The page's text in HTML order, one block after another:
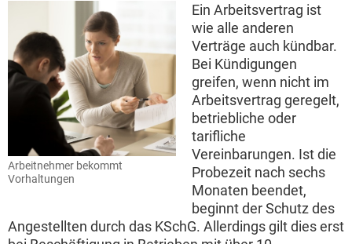
Arbeitnehmer bekommt
Vorhaltungen
Ein Arbeitsvertrag ist
wie alle anderen
Verträge auch kündbar.
Bei Kündigungen
greifen, wenn nicht im
Arbeitsvertrag geregelt,
betriebliche oder
tarifliche
Vereinbarungen. Ist die
Probezeit nach sechs
Monaten beendet,
beginnt der Schutz des
Angestellten durch das KSchG. Allerdings gilt dies erst